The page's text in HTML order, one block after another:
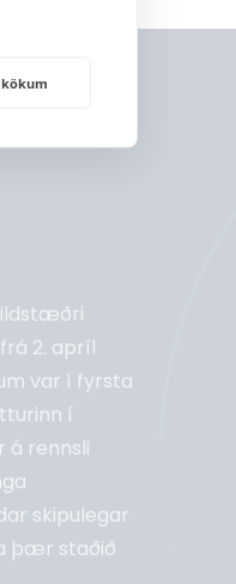
2. apríl
var í fyrsta
í
á rennsli
skipulegar
þær staðið